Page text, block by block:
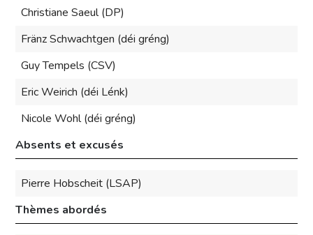
Christiane Saeul (DP)
Fränz Schwachtgen (déi gréng)
Guy Tempels (CSV)
Eric Weirich (déi Lénk)
Nicole Wohl (déi gréng)
Absents et excusés
Pierre Hobscheit (LSAP)
Thèmes abordés